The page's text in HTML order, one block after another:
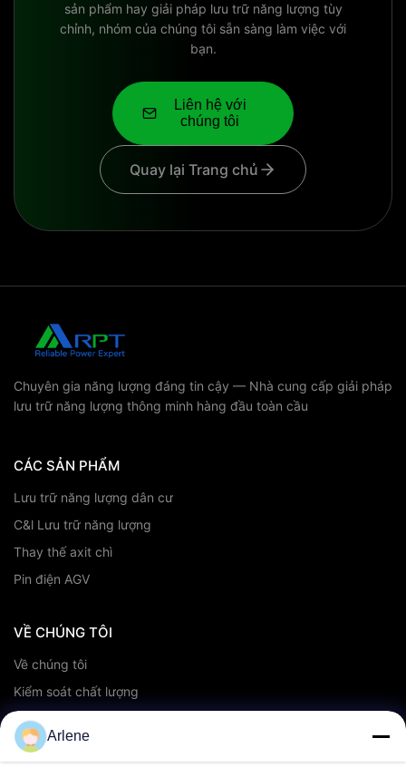
sản phẩm hay giải pháp lưu trữ năng lượng tùy
chỉnh, nhóm của chúng tôi sẵn sàng làm việc với
bạn.
Liên hệ với
chúng tôi
Quay lại Trang chủ
Chuyên gia năng lượng đáng tin cậy — Nhà cung cấp giải pháp
lưu trữ năng lượng thông minh hàng đầu toàn cầu
CÁC SẢN PHẨM
Lưu trữ năng lượng dân cư
C&l Lưu trữ năng lượng
Thay thế axit chì
Pin điện AGV
VỀ CHÚNG TÔI
Về chúng tôi
Kiểm soát chất lượng
Dịch vụ OEM/ODM
Sự kiện & Tin tức
Arlene